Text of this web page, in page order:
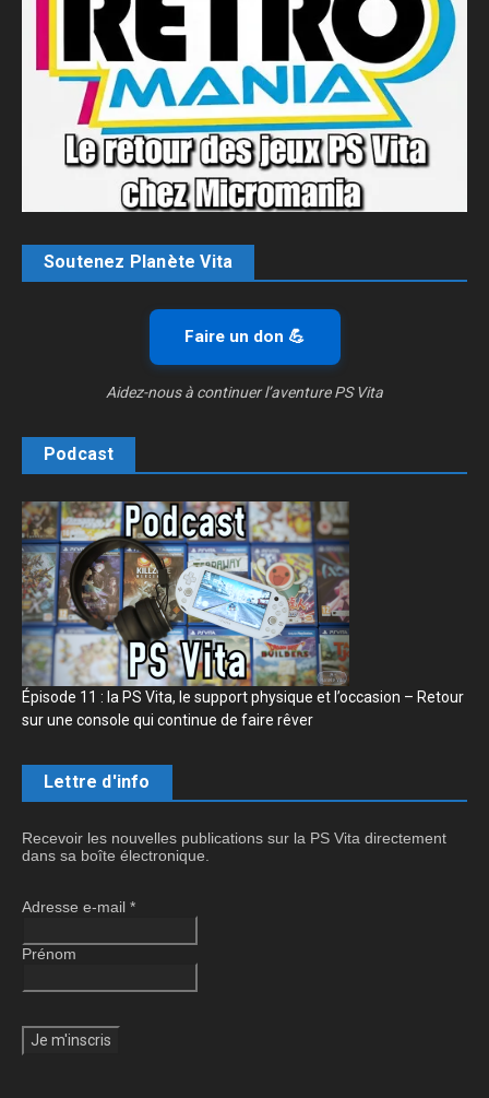
Soutenez Planète Vita
Faire un don 💪
Aidez-nous à continuer l’aventure PS Vita
Podcast
Épisode 11 : la PS Vita, le support physique et l’occasion – Retour
sur une console qui continue de faire rêver
Lettre d'info
Recevoir les nouvelles publications sur la PS Vita directement
dans sa boîte électronique.
Adresse e-mail *
Prénom